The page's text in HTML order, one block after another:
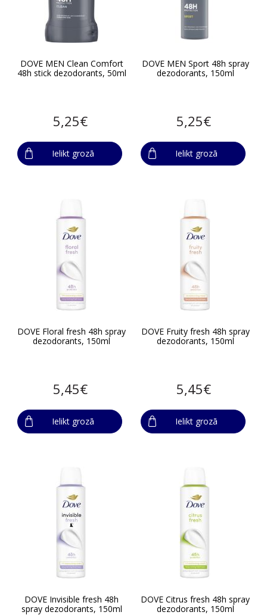
DOVE MEN Clean Comfort
48h stick dezodorants, 50ml
5,25€
Ielikt grozā
DOVE MEN Sport 48h spray
dezodorants, 150ml
5,25€
Ielikt grozā
DOVE Floral fresh 48h spray
dezodorants, 150ml
5,45€
Ielikt grozā
DOVE Fruity fresh 48h spray
dezodorants, 150ml
5,45€
Ielikt grozā
DOVE Invisible fresh 48h
spray dezodorants, 150ml
DOVE Citrus fresh 48h spray
dezodorants, 150ml